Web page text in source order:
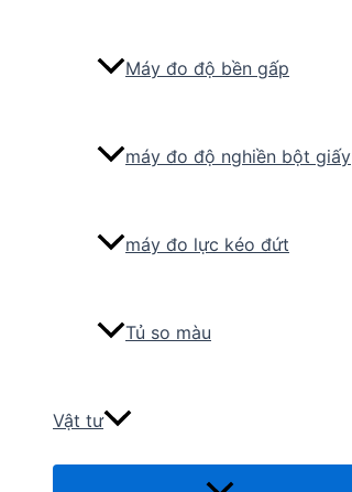
Máy đo độ bền gấp
máy đo độ nghiền bột giấy
máy đo lực kéo đứt
Tủ so màu
Vật tư